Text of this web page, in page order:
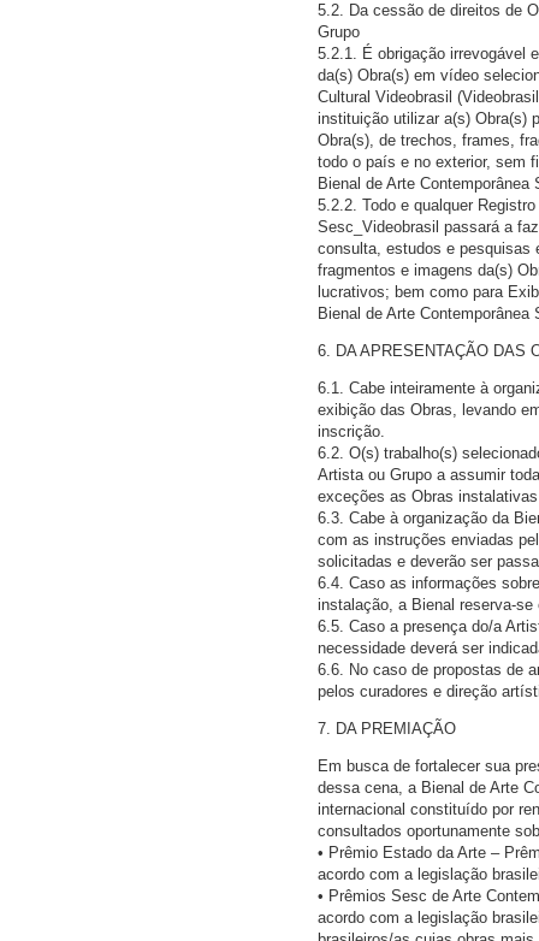
5.2. Da cessão de direitos de
Grupo
5.2.1. É obrigação irrevogável
da(s) Obra(s) em vídeo
Cultural Videobrasil
instituição utilizar a(s) Obra(s)
Obra(s), de trechos, frames,
todo o país e no exterior, sem
Bienal de Arte
5.2.2. Todo e qualquer
Sesc_Videobrasil passará a
consulta, estudos e pesquisas
fragmentos e imagens da(s)
lucrativos; bem como para
Bienal de Arte Contemporânea
6. DA APRESENTAÇÃO DAS
6.1. Cabe inteiramente à
exibição das Obras, levando
inscrição.
6.2. O(s) trabalho(s)
Artista ou Grupo a assumir
exceções as Obras
6.3. Cabe à organização da
com as instruções enviadas
solicitadas e deverão ser
6.4. Caso as informações
instalação, a Bienal reserva-
6.5. Caso a presença do/a
necessidade deverá ser
6.6. No caso de propostas de
pelos curadores e direção
7. DA PREMIAÇÃO
Em busca de fortalecer sua
dessa cena, a Bienal de Arte
internacional constituído por
consultados oportunamente
• Prêmio Estado da Arte –
acordo com a legislação
• Prêmios Sesc de Arte
acordo com a legislação